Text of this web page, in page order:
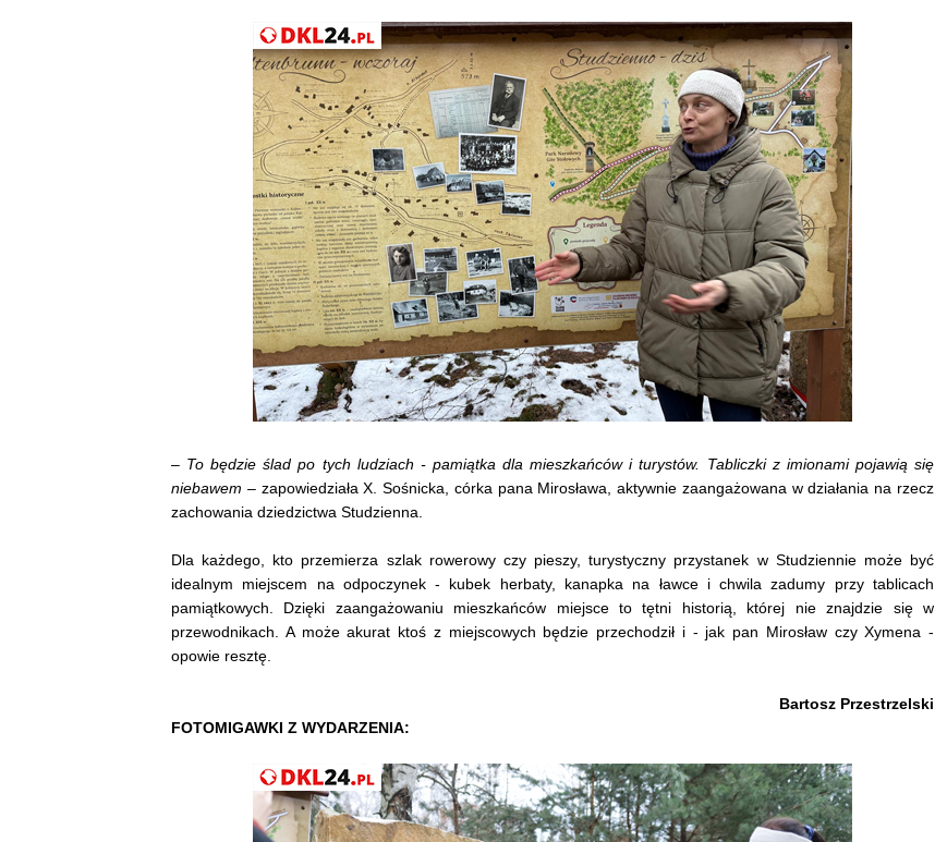
– To będzie ślad po tych ludziach - pamiątka dla mieszkańców i turystów. Tabliczki z imionami pojawią się
niebawem – zapowiedziała X. Sośnicka, córka pana Mirosława, aktywnie zaangażowana w działania na rzecz
zachowania dziedzictwa Studzienna.
Dla każdego, kto przemierza szlak rowerowy czy pieszy, turystyczny przystanek w Studziennie może być
idealnym miejscem na odpoczynek - kubek herbaty, kanapka na ławce i chwila zadumy przy tablicach
pamiątkowych. Dzięki zaangażowaniu mieszkańców miejsce to tętni historią, której nie znajdzie się w
przewodnikach. A może akurat ktoś z miejscowych będzie przechodził i - jak pan Mirosław czy Xymena -
opowie resztę.
Bartosz Przestrzelski
FOTOMIGAWKI Z WYDARZENIA: